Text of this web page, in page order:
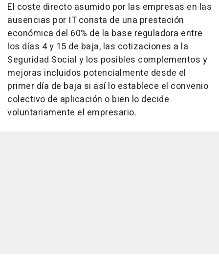
El coste directo asumido por las empresas en las
ausencias por IT consta de una prestación
económica del 60% de la base reguladora entre
los días 4 y 15 de baja, las cotizaciones a la
Seguridad Social y los posibles complementos y
mejoras incluidos potencialmente desde el
primer día de baja si así lo establece el convenio
colectivo de aplicación o bien lo decide
voluntariamente el empresario.